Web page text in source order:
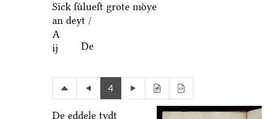
Sick ſuͤlueſt grote moͤye
an deyt /
A
ij
De
4
De eddele tydt